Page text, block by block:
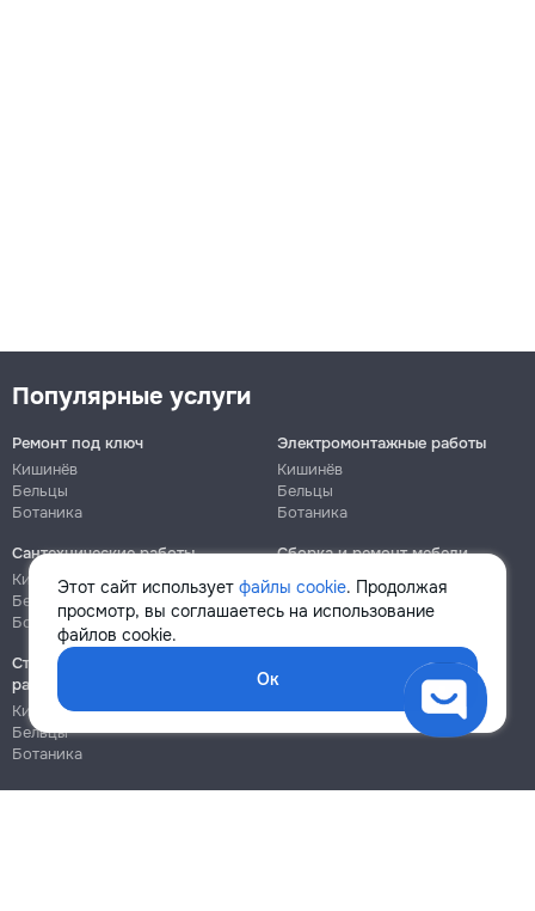
Этот сайт использует файлы cookie. Продолжая
просмотр, вы соглашаетесь на использование
файлов cookie.
Ок
Популярные услуги
Ремонт под ключ
Кишинёв
Бельцы
Ботаника
Электромонтажные работы
Кишинёв
Бельцы
Ботаника
Сантехнические работы
Кишинёв
Бельцы
Ботаника
Сборка и ремонт мебели
Кишинёв
Ботаника
Строительно-монтажные
работы
Кишинёв
Бельцы
Ботаника